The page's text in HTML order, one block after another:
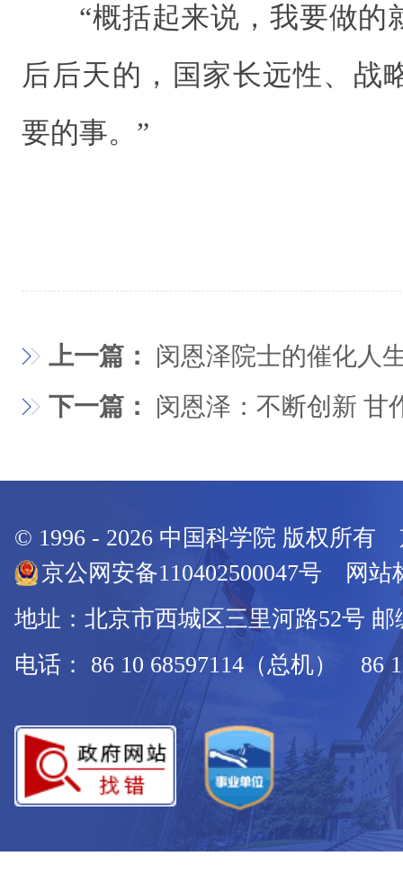
“概括起来说，我要做的
后后天的，国家长远性、战
要的事。”
上一篇： 闵恩泽院士的催化人
下一篇： 闵恩泽：不断创新 甘
© 1996 - 2026 中国科学院 版权所有
京公网安备110402500047号 网站
地址：北京市西城区三里河路52号 邮
电话： 86 10 68597114（总机） 86